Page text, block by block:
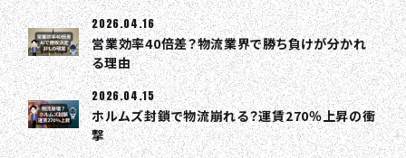
2026.04.16
営業効率40倍差？物流業界で勝ち負けが分かれ
る理由
2026.04.15
ホルムズ封鎖で物流崩れる？運賃270％上昇の衝
撃